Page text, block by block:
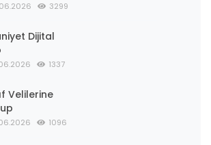
3299
Dijital
1337
Velilerine
1096